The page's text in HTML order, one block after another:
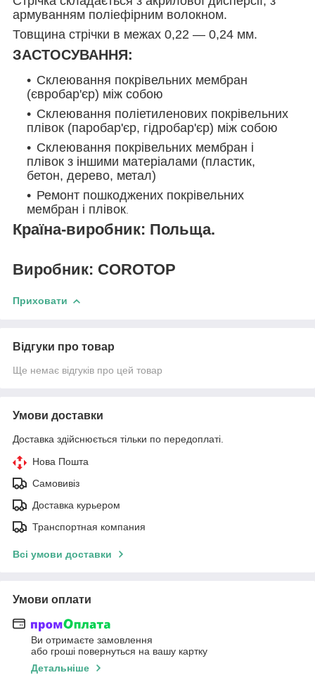
армуванням поліефірним волокном.
Товщина стрічки в межах 0,22 — 0,24 мм.
ЗАСТОСУВАННЯ:
Склеювання покрівельних мембран
(євробар'єр) між собою
Склеювання поліетиленових покрівельних
плівок (паробар'єр, гідробар'єр) між собою
Склеювання покрівельних мембран і
плівок з іншими матеріалами (пластик,
бетон, дерево, метал)
Ремонт пошкоджених покрівельних
мембран і плівок
Країна-виробник: Польща.
Виробник: COROTOP
Приховати
Відгуки про товар
Ще немає відгуків про цей товар
Умови доставки
Доставка здійснюється тільки по передоплаті.
Нова Пошта
Самовивіз
Доставка курьером
Транспортная компания
Всі умови доставки
Умови оплати
Ви отримаєте замовлення
або гроші повернуться на вашу картку
Детальніше